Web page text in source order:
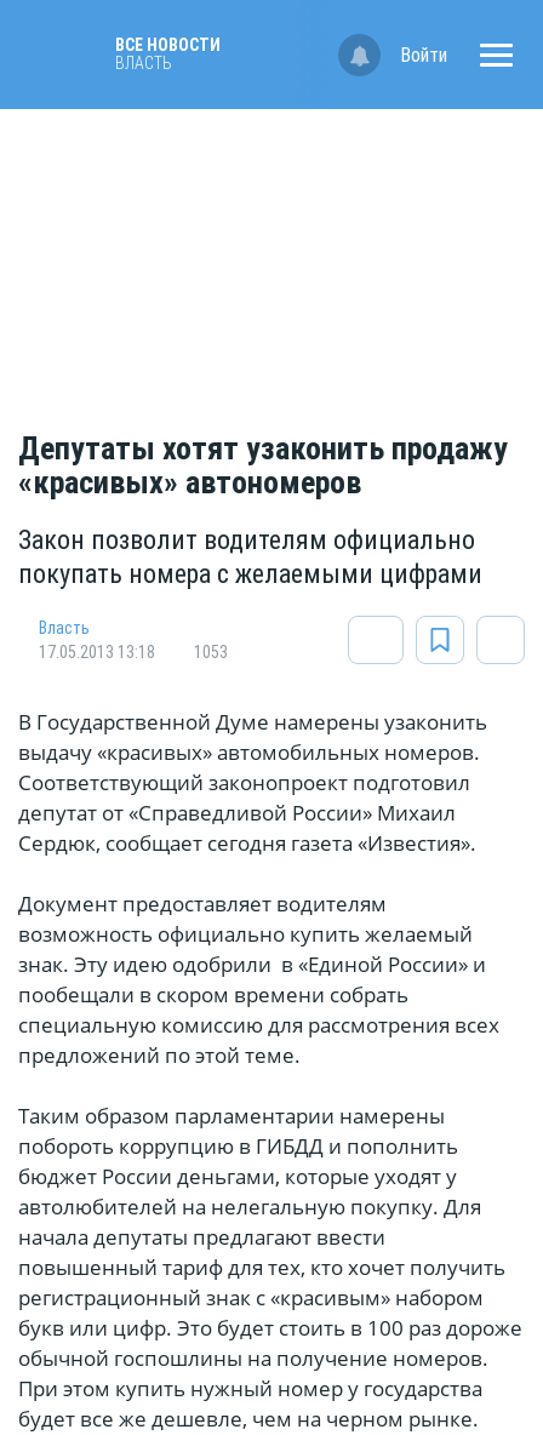
ВСЕ НОВОСТИ
ВЛАСТЬ
Войти
Депутаты хотят узаконить продажу
«красивых» автономеров
Закон позволит водителям официально
покупать номера с желаемыми цифрами
Власть
17.05.2013 13:18
1053
В Государственной Думе намерены узаконить
выдачу «красивых» автомобильных номеров.
Соответствующий законопроект подготовил
депутат от «Справедливой России» Михаил
Сердюк, сообщает сегодня газета «Известия».
Документ предоставляет водителям
возможность официально купить желаемый
знак. Эту идею одобрили в «Единой России» и
пообещали в скором времени собрать
специальную комиссию для рассмотрения всех
предложений по этой теме.
Таким образом парламентарии намерены
побороть коррупцию в ГИБДД и пополнить
бюджет России деньгами, которые уходят у
автолюбителей на нелегальную покупку. Для
начала депутаты предлагают ввести
повышенный тариф для тех, кто хочет получить
регистрационный знак с «красивым» набором
букв или цифр. Это будет стоить в 100 раз дороже
обычной госпошлины на получение номеров.
При этом купить нужный номер у государства
будет все же дешевле, чем на черном рынке.